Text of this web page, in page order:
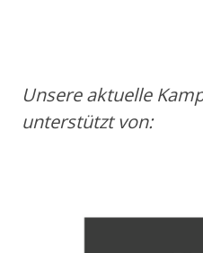
Unsere aktuelle
unterstützt von: